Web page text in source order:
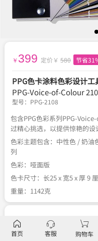
￥ 399 定价￥ 580 节省
PPG色卡涂料色彩设计工
PPG-Voice-of-Colour
型号： PPG-2108
包含PPG色彩系列PPG-
过精心挑选，以提供惊艳的设
色彩主题包含：中性色 / 奶油
列
色彩：哑面版
色卡尺寸：长25 x 宽5 x 厚 9
重量：1142克
服务 官方正品 关于税费
首页 客服 购物车